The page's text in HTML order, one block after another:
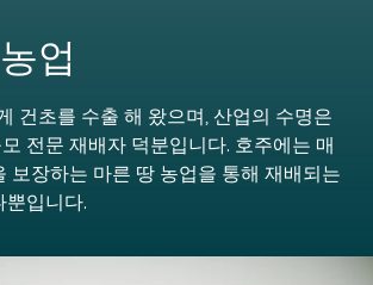
업
건초를 수출 해 왔으며, 산업의 수명은
전문 재배자 덕분입니다. 호주에는 매
보장하는 마른 땅 농업을 통해 재배되는
뿐입니다.